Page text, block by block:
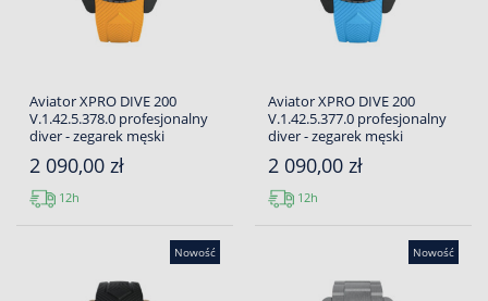
Aviator XPRO DIVE 200
V.1.42.5.378.0 profesjonalny
diver - zegarek męski
2 090,00 zł
12h
Aviator XPRO DIVE 200
V.1.42.5.377.0 profesjonalny
diver - zegarek męski
2 090,00 zł
12h
Nowość Nowość